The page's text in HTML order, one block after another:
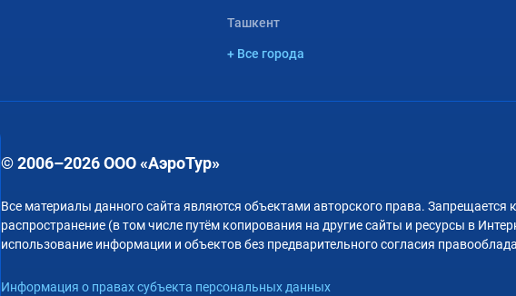
Ташкент
+ Все города
© 2006–2026 ООО «АэроТур»
Все материалы данного сайта являются объектами авторского права. Запрещается
распространение (в том числе путём копирования на другие сайты и ресурсы в
использование информации и объектов без предварительного согласия
Информация о правах субъекта персональных данных